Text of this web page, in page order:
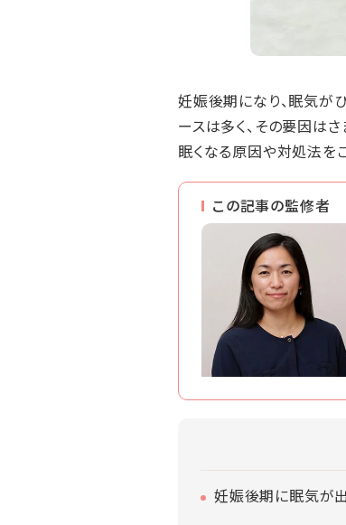
妊娠後期になり、眠気が
ースは多く、その要因は
眠くなる原因や対処法を
この記事の監修者
妊娠後期に眠気が